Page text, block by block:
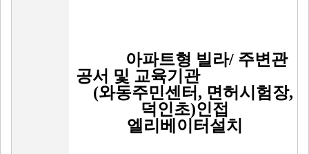
​ 아파트형 빌라/ 주변관
공서 및 교육기관
(와동주민센터, 면허시험장,
덕인초)인접
엘리베이터설치